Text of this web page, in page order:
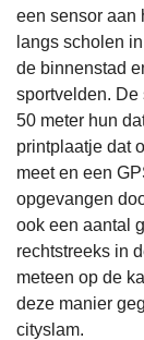
een sensor aan
langs scholen
de binnenstad
sportvelden. De
50 meter hun
printplaatje dat
meet en een
opgevangen
ook een aantal
rechtstreeks in
meteen op de
deze manier
cityslam.